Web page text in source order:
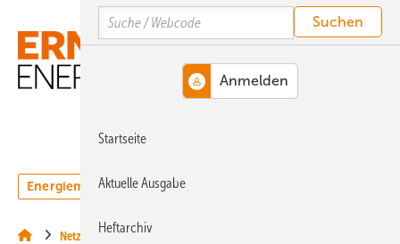
Hauptinhalt
Hauptmenü
SiteSearch
Energiemarkt Technologie
Netze
Search
Startseite
Aktuelle Ausgabe
Heftarchiv